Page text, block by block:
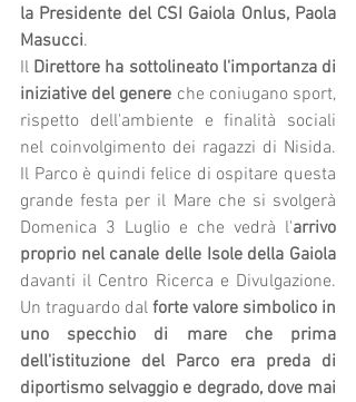
la Presidente del CSI Gaiola Onlus, Paola
Masucci.
Il Direttore ha sottolineato l'importanza di
iniziative del genere che coniugano sport,
rispetto dell'ambiente e finalità sociali
nel coinvolgimento dei ragazzi di Nisida.
Il Parco è quindi felice di ospitare questa
grande festa per il Mare che si svolgerà
Domenica 3 Luglio e che vedrà l'arrivo
proprio nel canale delle Isole della Gaiola
davanti il Centro Ricerca e Divulgazione.
Un traguardo dal forte valore simbolico in
uno specchio di mare che prima
dell'istituzione del Parco era preda di
diportismo selvaggio e degrado, dove mai